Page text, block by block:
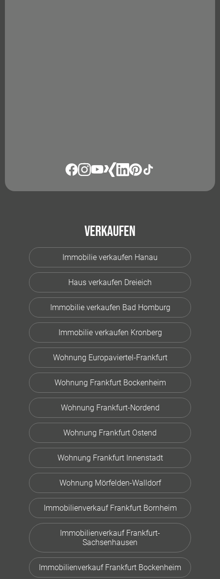
Verkaufen
Immobilie verkaufen Hanau
Haus verkaufen Dreieich
Immobilie verkaufen Bad Homburg
Immobilie verkaufen Kronberg
Wohnung Europaviertel-Frankfurt
Wohnung Frankfurt Bockenheim
Wohnung Frankfurt-Nordend
Wohnung Frankfurt Ostend
Wohnung Frankfurt Innenstadt
Wohnung Mörfelden-Walldorf
Immobilienverkauf Frankfurt Bornheim
Immobilienverkauf Frankfurt-
Sachsenhausen
Immobilienverkauf Frankfurt Bockenheim